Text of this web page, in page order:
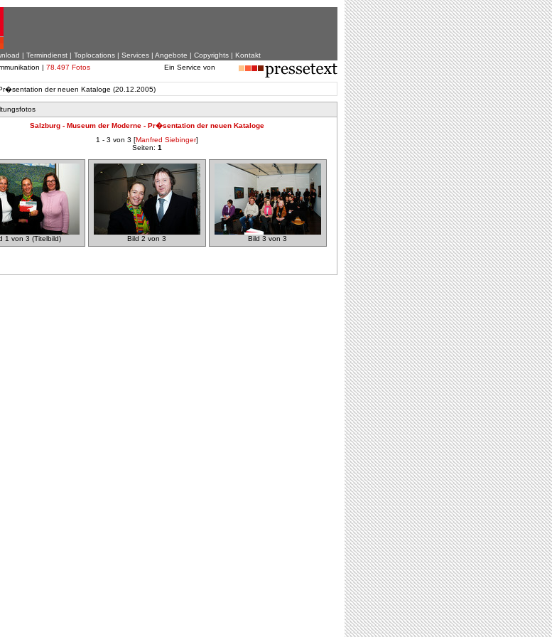
| Termindienst | Toplocations | Services | Angebote | Copyrights | Kontakt
| 78.497 Fotos Ein Service von
der neuen Kataloge (20.12.2005)
Salzburg - Museum der Moderne - Pr�sentation der neuen Kataloge
1 - 3 von 3 [Manfred Siebinger]
Seiten: 1
1 von 3 (Titelbild) Bild 2 von 3 Bild 3 von 3